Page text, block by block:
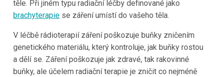
těle. Při jiném typu radiační léčby definované jako
brachyterapiese záření umístí do vašeho těla.
V léčbě rádioterapií záření poškozuje buňky zničením
genetického materiálu, který kontroluje, jak buňky rostou
a dělí se. Záření poškozuje jak zdravé, tak rakovinné
buňky, ale účelem radiační terapie je zničit co nejméně